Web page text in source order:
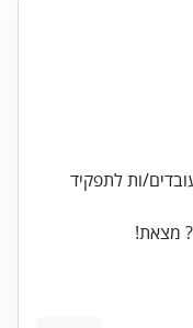
ות לתפקיד